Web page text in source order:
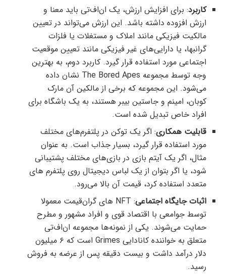
کاربرد: برای افزایش ارزش، یک ان‌اف‌تی باید معنا و
ارزش افزوده داشته باشد. این ارزش می‌تواند در تعیین
مالکیت فیزیکی مانند املاک و مستغلات یا فلزات
گرانبها، یا دارایی‌های غیر فیزیکی مانند تعیین موقعیت
اجتماعی مورد استفاده قرار گیرد. کاربرد دوم، به بهترین
وجه توسط مجموعه The Bored Apes نشان داده
می‌شود. این مجموعه که برخی از مالکین آن مارک
کوبان، امینم و جاستین بیبر هستند، به یک باشگاه برای
افراد خاص تبدیل شده است.
قابلیت همکاری: اگر یک توکن در پلتفرم‌های مختلف
مورد استفاده قرار گیرد، بسیار جذاب است. به عنوان
مثال، اگر یک آیتم بازی در بازی‌های مختلف پشتیبانی
شود، یا اگر بتوان از یک لباس دیجیتال روی پلتفرم های
متعدد استفاده کرد، قیمت آن بالا می‌رود.
اثبات جایگاه اجتماعی
: NFT های گران‌قیمت معمولا
توسط جوامعی با اقتصاد قوی و افراد مشهور و مطرح
حمایت می‌شوند. یکی از نمونه‌ها مجموعه ان‌اف‌تی
متعلق به خواننده کانادایی Grimes است که ۶ میلیون
دلار درآمد داشت و بیست دقیقه پس از عرضه به فروش
رسید.